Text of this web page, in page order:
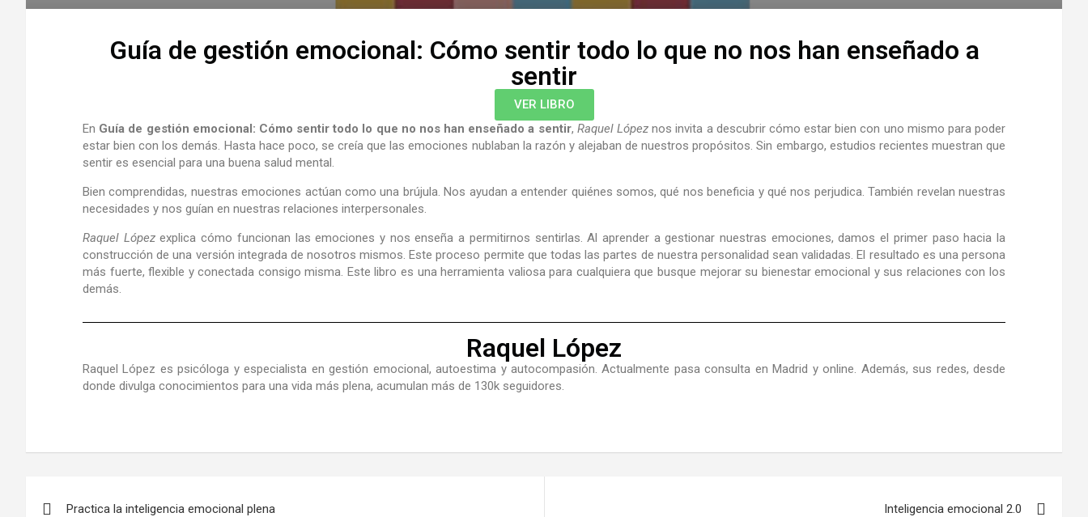
Guía de gestión emocional: Cómo sentir todo lo que no nos han enseñado a
sentir
VER LIBRO
En Guía de gestión emocional: Cómo sentir todo lo que no nos han enseñado a sentir, Raquel Lópeznos invita a descubrir cómo estar bien con uno mismo para poder
estar bien con los demás. Hasta hace poco, se creía que las emociones nublaban la razón y alejaban de nuestros propósitos. Sin embargo, estudios recientes muestran que
sentir es esencial para una buena salud mental.
Bien comprendidas, nuestras emociones actúan como una brújula. Nos ayudan a entender quiénes somos, qué nos beneficia y qué nos perjudica. También revelan nuestras
necesidades y nos guían en nuestras relaciones interpersonales.
Raquel Lópezexplica cómo funcionan las emociones y nos enseña a permitirnos sentirlas. Al aprender a gestionar nuestras emociones, damos el primer paso hacia la
construcción de una versión integrada de nosotros mismos. Este proceso permite que todas las partes de nuestra personalidad sean validadas. El resultado es una persona
más fuerte, flexible y conectada consigo misma. Este libro es una herramienta valiosa para cualquiera que busque mejorar su bienestar emocional y sus relaciones con los
demás.
Raquel López
Raquel López es psicóloga y especialista en gestión emocional, autoestima y autocompasión. Actualmente pasa consulta en Madrid y online. Además, sus redes, desde
donde divulga conocimientos para una vida más plena, acumulan más de 130k seguidores.
Practica la inteligencia emocional plena Inteligencia emocional 2.0